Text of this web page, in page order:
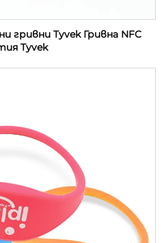
гривни Tyvek Гривна NFC
Tyvek